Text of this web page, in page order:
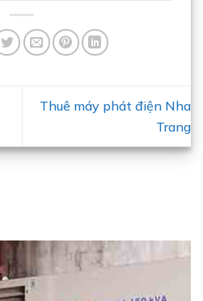
Thuê máy phát điện Nha
Trang